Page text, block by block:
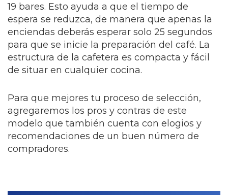
19 bares. Esto ayuda a que el tiempo de
espera se reduzca, de manera que apenas la
enciendas deberás esperar solo 25 segundos
para que se inicie la preparación del café. La
estructura de la cafetera es compacta y fácil
de situar en cualquier cocina.
Para que mejores tu proceso de selección,
agregaremos los pros y contras de este
modelo que también cuenta con elogios y
recomendaciones de un buen número de
compradores.